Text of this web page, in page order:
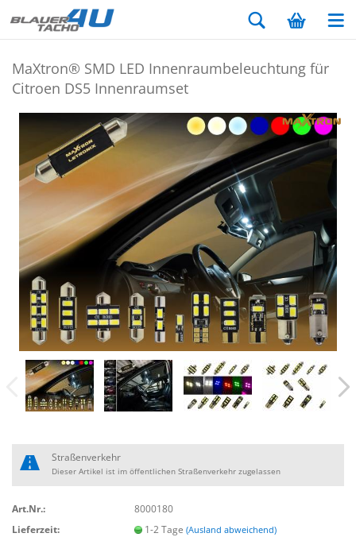
MaX­tron® SMD LED In­nen­raum­be­leuch­tung für
Ci­tro­en DS5 In­nen­ra­um­set
Art.Nr.:
8000180
Lieferzeit:
1-2 Tage(Ausland abweichend)
Straßenverkehr
Dieser Artikel ist im öffentlichen Straßenverkehr zugelassen